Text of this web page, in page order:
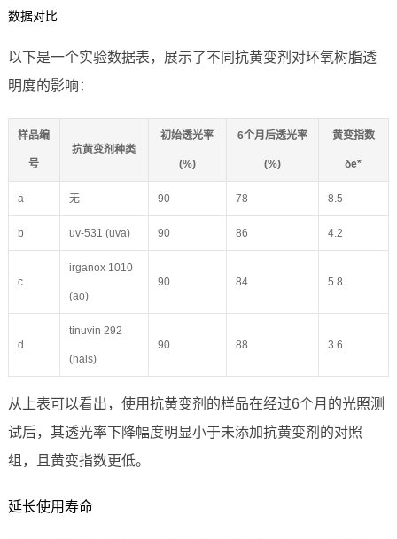
数据对比
以下是一个实验数据表，展示了不同抗黄变剂对环氧树脂透
明度的影响：
样品编
号
抗黄变剂种类
初始透光率
(%)
6个月后透光率
(%)
黄变指数
δe*
a 无 90 78 8.5
b uv-531 (uva) 90 86 4.2
c
irganox 1010
(ao)
90 84 5.8
d
tinuvin 292
(hals)
90 88 3.6
从上表可以看出，使用抗黄变剂的样品在经过6个月的光照测
试后，其透光率下降幅度明显小于未添加抗黄变剂的对照
组，且黄变指数更低。
延长使用寿命